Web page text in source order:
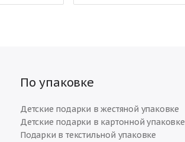
По упаковке
Детские подарки в жестяной упаковке
Детские подарки в картонной упаковке
Подарки в текстильной упаковке